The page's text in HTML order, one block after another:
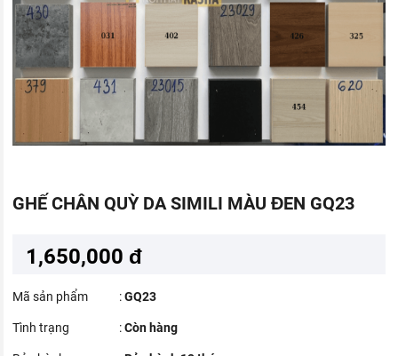
GHẾ CHÂN QUỲ DA SIMILI MÀU ĐEN GQ23
1,650,000 đ
Mã sản phẩm :GQ23
Tình trạng :Còn hàng